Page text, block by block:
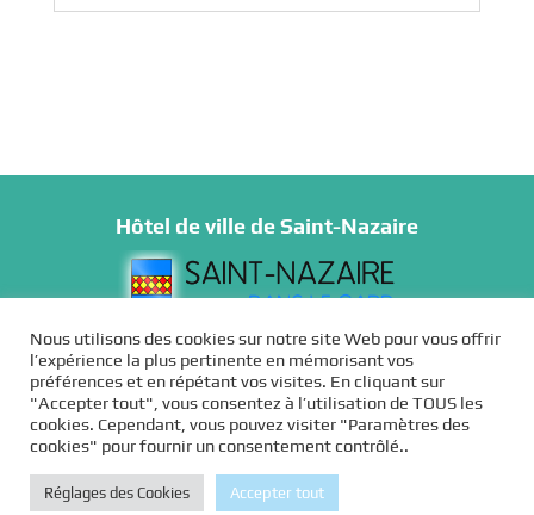
Hôtel de ville de Saint-Nazaire
793, route Nationale 86
30 200 Saint-Nazaire
Tél : 04 66 89 66 18
Nous utilisons des cookies sur notre site Web pour vous offrir
l’expérience la plus pertinente en mémorisant vos
préférences et en répétant vos visites. En cliquant sur
"Accepter tout", vous consentez à l’utilisation de TOUS les
cookies. Cependant, vous pouvez visiter "Paramètres des
cookies" pour fournir un consentement contrôlé..
Réglages des Cookies Accepter tout